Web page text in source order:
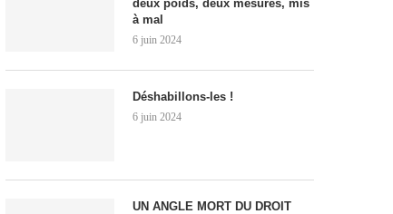
deux poids, deux mesures, mis
à mal
6 juin 2024
Déshabillons-les !
6 juin 2024
UN ANGLE MORT DU DROIT